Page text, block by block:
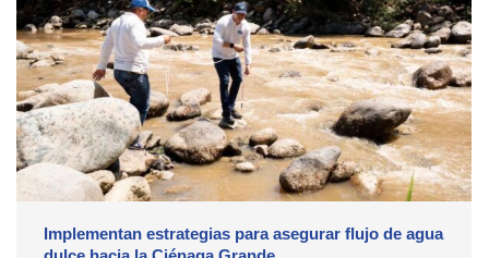
Implementan estrategias para asegurar flujo de agua